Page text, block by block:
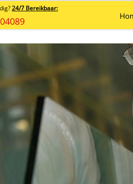
24/7 Bereikbaar: